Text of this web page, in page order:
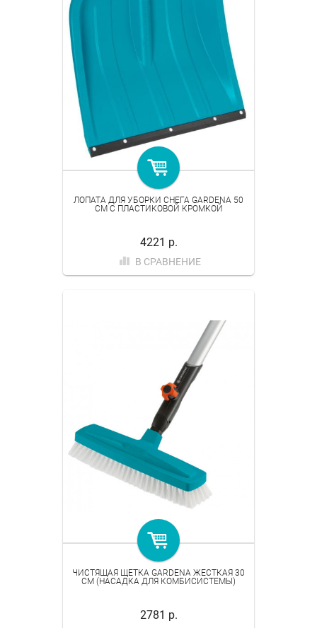
ЛОПАТА ДЛЯ УБОРКИ СНЕГА GARDENA 50
СМ C ПЛАСТИКОВОЙ КРОМКОЙ
4221 р.
В СРАВНЕНИЕ
ЧИСТЯЩАЯ ЩЕТКА GARDENA ЖЕСТКАЯ 30
СМ (НАСАДКА ДЛЯ КОМБИСИСТЕМЫ)
2781 р.